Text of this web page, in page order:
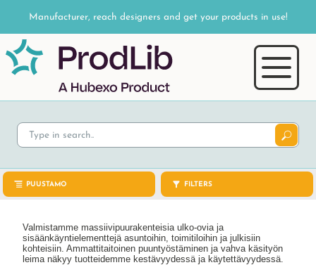
Manufacturer, reach designers and get your products in use!
PUUSTAMO FILTERS
Valmistamme massiivipuurakenteisia ulko-ovia ja
sisäänkäyntielementtejä asuntoihin, toimitiloihin ja julkisiin
kohteisiin. Ammattitaitoinen puuntyöstäminen ja vahva käsityön
leima näkyy tuotteidemme kestävyydessä ja käytettävyydessä.